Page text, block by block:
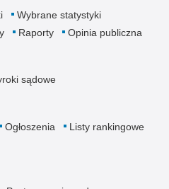
Wybrane statystyki
Raporty Opinia publiczna
sądowe
Ogłoszenia
Listy rankingowe